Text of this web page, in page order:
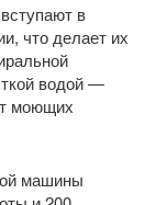
в
что делает их
водой —
моющих
машины